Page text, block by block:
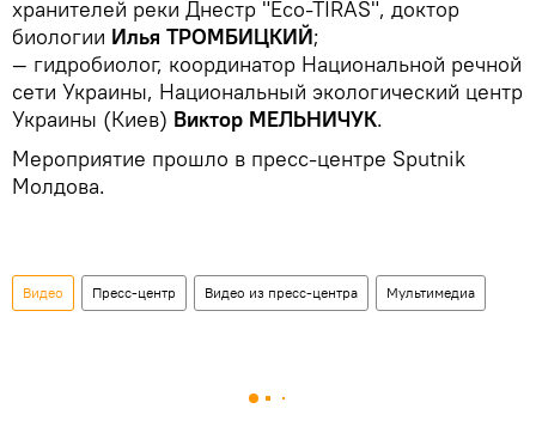
хранителей реки Днестр "Eco-TIRAS", доктор
биологии Илья ТРОМБИЦКИЙ;
— гидробиолог, координатор Национальной речной
сети Украины, Национальный экологический центр
Украины (Киев) Виктор МЕЛЬНИЧУК.
Мероприятие прошло в пресс-центре Sputnik
Молдова.
Видео Пресс-центр Видео из пресс-центра Мультимедиа